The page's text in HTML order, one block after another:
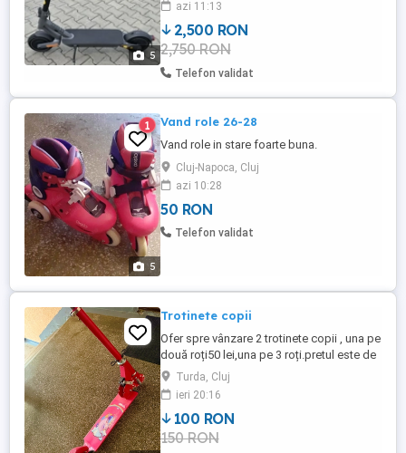
5
însoțită de: Cutia originală și toate
accesoriile din fabrică Folie de protecție
pe ecran (din prima zi) Certificat de
garanție valabil până ...
azi 11:13
2,500 RON
2,750 RON
Telefon validat
5
1 Vand role 26-28
Vand role in stare foarte buna.
Cluj-Napoca, Cluj
azi 10:28
50 RON
Telefon validat
Trotinete copii
Ofer spre vânzare 2 trotinete copii , una pe
două roți50 lei,una pe 3 roți.pretul este de
70lei sau 100amândouă.Mai multe detalii
la telefon .
Turda, Cluj
ieri 20:16
100 RON
150 RON